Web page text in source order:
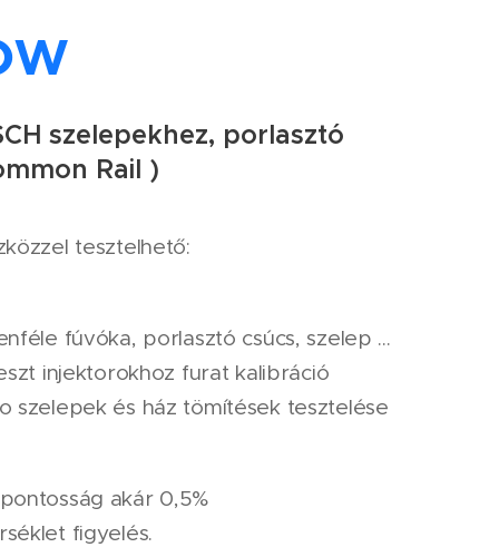
szelepekhez, porlasztó
Rail )
tesztelhető:
fúvóka, porlasztó csúcs, szelep ...
injektorokhoz furat kalibráció
szelepek és ház tömítések tesztelése
akár 0,5%
figyelés.